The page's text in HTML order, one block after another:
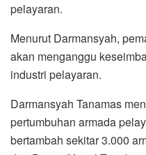
pelayaran.
Menurut Darmansyah,
akan menganggu
industri pelayaran.
Darmansyah Tanamas
pertumbuhan armada
bertambah sekitar 3.000